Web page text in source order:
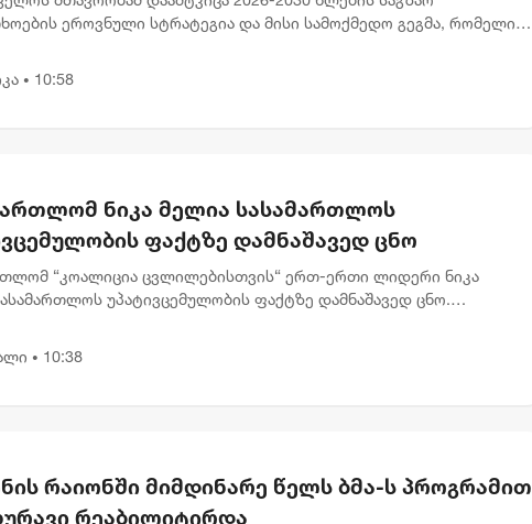
ითვალისწინებს
ეროვნული სტრატეგია და მისი სამოქმედო გეგმა, რომელიც
რაოდენობის 2...
• 10:58
ნიკა მელია სასამართლოს
ფაქტზე დამნაშავედ ცნო
“კოალიცია ცვლილებისთვის“ ერთ-ერთი ლიდერი ნიკა
უპატივცემულობის ფაქტზე დამნაშავედ ცნო.
• 10:38
რაიონში მიმდინარე წელს ბმა-ს პროგრამით
რეაბილიტირდა